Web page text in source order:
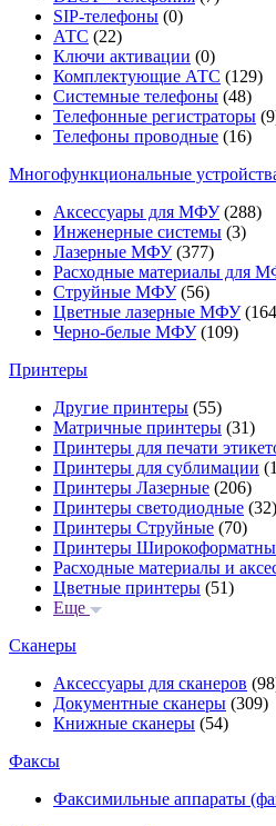
SIP-телефоны (0)
АТС (22)
Ключи активации (0)
Комплектующие АТС (129)
Системные телефоны (48)
Телефонные регистраторы
Телефоны проводные (16)
Многофункциональные
Аксессуары для МФУ(288)
Инженерные системы (3)
Лазерные МФУ(377)
Расходные материалы для
Струйные МФУ(56)
Цветные лазерные МФУ
Черно-белые МФУ(109)
Принтеры
Другие принтеры (55)
Матричные принтеры (31)
Принтеры для печати
Принтеры для сублимации
Принтеры Лазерные (206)
Принтеры светодиодные (32)
Принтеры Струйные (70)
Принтеры
Расходные материалы и
Цветные принтеры (51)
Еще
Сканеры
Аксессуары для сканеров
Документные сканеры (309)
Книжные сканеры (54)
Факсы
Факсимильные аппараты